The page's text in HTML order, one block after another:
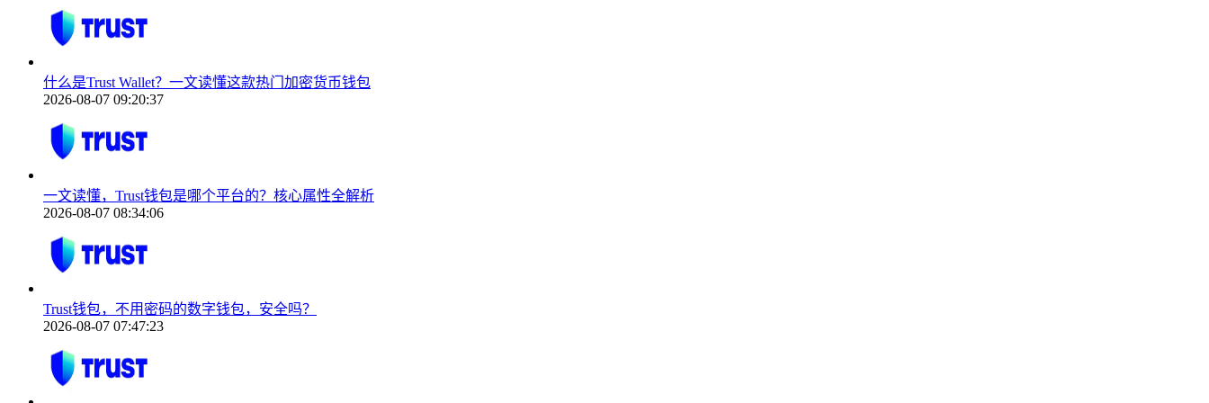
什么是Trust Wallet？一文读懂这款热门加密货币钱包
2026-08-07 09:20:37
一文读懂，Trust钱包是哪个平台的？核心属性全解析
2026-08-07 08:34:06
Trust钱包，不用密码的数字钱包，安全吗？
2026-08-07 07:47:23